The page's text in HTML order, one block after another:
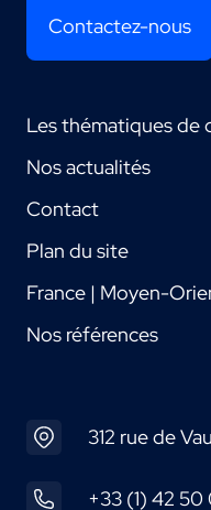
Contactez-nous
Les thématiques de
Nos actualités
Contact
Plan du site
France | Moyen-
Nos références
312 rue de
+33 (1) 42